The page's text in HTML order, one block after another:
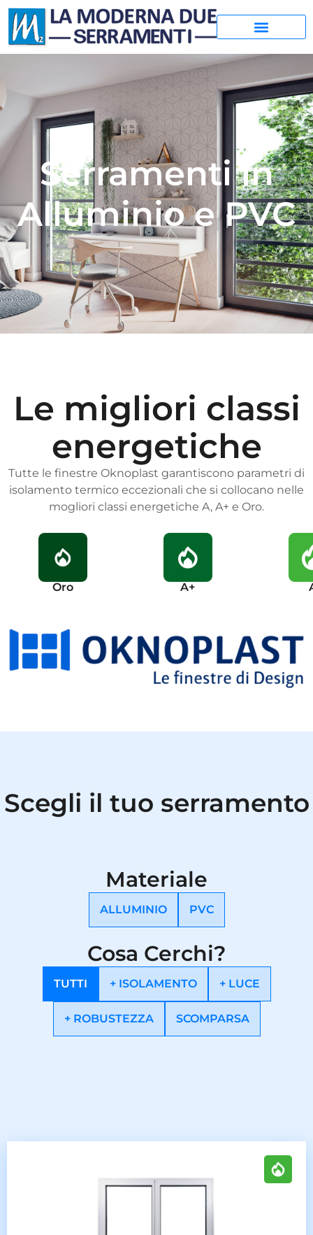
Serramenti in
Alluminio e PVC
Le migliori classi
energetiche
Tutte le finestre Oknoplast garantiscono parametri di
isolamento termico eccezionali che si collocano nelle
mogliori classi energetiche A, A+ e Oro.
Oro A+
Scegli il tuo serramento
Materiale
ALLUMINIO PVC
Cosa Cerchi?
+ ISOLAMENTO + LUCE
+ ROBUSTEZZA SCOMPARSA
TUTTI